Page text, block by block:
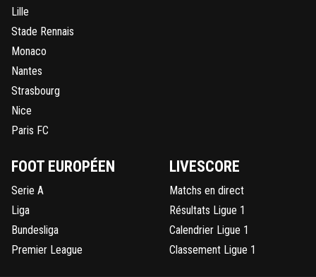
Lille
Stade Rennais
Monaco
Nantes
Strasbourg
Nice
Paris FC
FOOT EUROPÉEN
Serie A
Liga
Bundesliga
Premier League
LIVESCORE
Matchs en direct
Résultats Ligue 1
Calendrier Ligue 1
Classement Ligue 1